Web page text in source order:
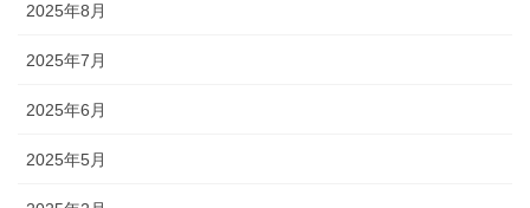
2025年8月
2025年7月
2025年6月
2025年5月